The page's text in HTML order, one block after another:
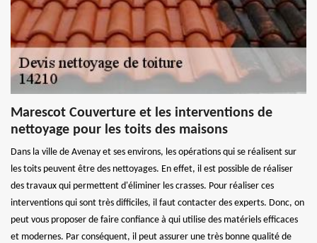
Marescot Couverture et les interventions de
nettoyage pour les toits des maisons
Dans la ville de Avenay et ses environs, les opérations qui se réalisent sur
les toits peuvent être des nettoyages. En effet, il est possible de réaliser
des travaux qui permettent d'éliminer les crasses. Pour réaliser ces
interventions qui sont très difficiles, il faut contacter des experts. Donc, on
peut vous proposer de faire confiance à qui utilise des matériels efficaces
et modernes. Par conséquent, il peut assurer une très bonne qualité de